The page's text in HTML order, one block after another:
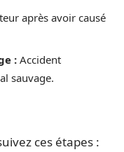
après avoir causé
: Accident
sauvage.
ces étapes :